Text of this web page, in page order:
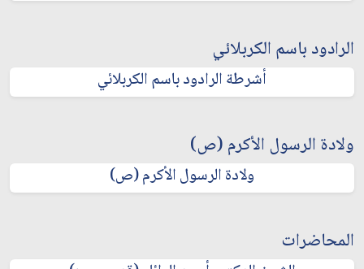
الرادود باسم الكربلائي
أشرطة الرادود باسم الكربلائي
ولادة الرسول الأكرم (ص)
ولادة الرسول الأكرم (ص)
المحاضرات